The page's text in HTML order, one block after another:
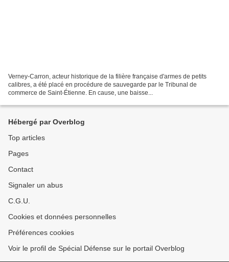
Verney-Carron, acteur historique de la filière française d'armes de petits
calibres, a été placé en procédure de sauvegarde par le Tribunal de
commerce de Saint-Étienne. En cause, une baisse...
Hébergé par Overblog
Top articles
Pages
Contact
Signaler un abus
C.G.U.
Cookies et données personnelles
Préférences cookies
Voir le profil de Spécial Défense sur le portail Overblog